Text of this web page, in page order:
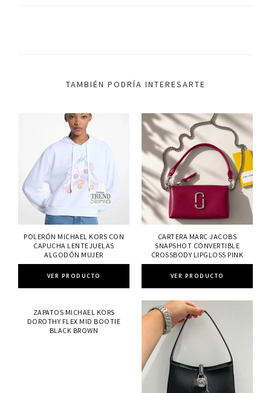
TAMBIÉN PODRÍA INTERESARTE
POLERÓN MICHAEL KORS CON
CAPUCHA LENTEJUELAS
ALGODÓN MUJER
VER PRODUCTO
CARTERA MARC JACOBS
SNAPSHOT CONVERTIBLE
CROSSBODY LIPGLOSS PINK
VER PRODUCTO
ZAPATOS MICHAEL KORS
DOROTHY FLEX MID BOOTIE
BLACK BROWN